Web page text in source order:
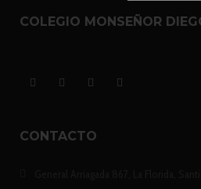
COLEGIO MONSEÑOR
CONTACTO